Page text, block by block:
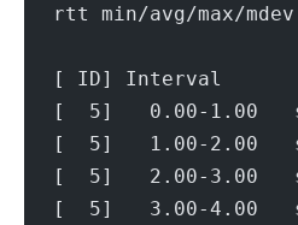
rtt min/avg/max/
[ ID] Interval
[  5]   0.00-1.00
[  5]   1.00-2.00
[  5]   2.00-3.00
[  5]   3.00-4.00